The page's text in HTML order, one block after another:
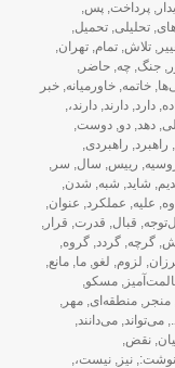
,پرداخت,پس,
,تحلیلی,تحمیل,
,تلاش,تمام,تهران,
,جنگ,چه,حاضر,
,خاتمه,خاورمیانه,خبر
,دارد,دارند,دارند،,
,دهد,دو,دوست,
, راهبرد, راهبردی,
, رییس, سال, سر,
, شاید, شبه, شدن,
, علیه, عملکرد, عنوان,
, قبال, قدرت, قرار,
,گرچه,گردد,گروه,
, لزوم, لغو,ما,مانع,
,مسکو,
منجر,منطقه‌ای,مهر,
,می‌تواند,می‌دانند,
,نقض,
نوشت:,نیز,نیست،,